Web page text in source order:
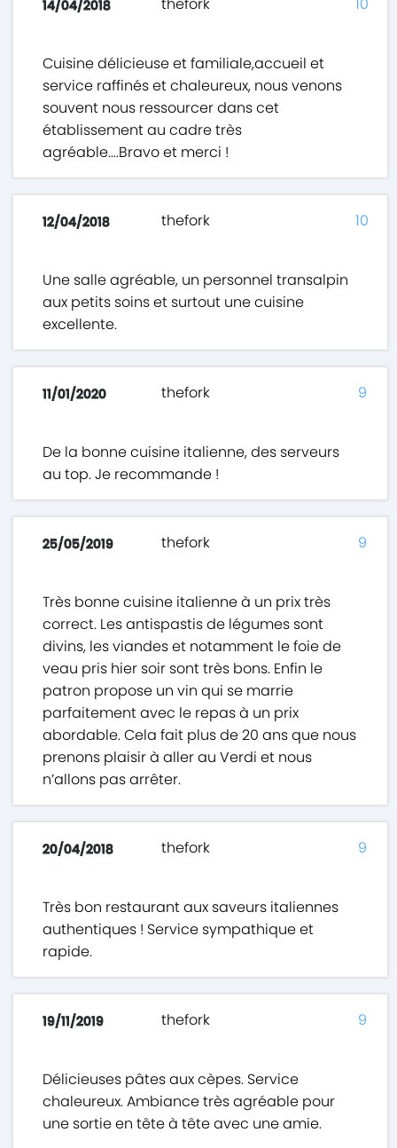
14/04/2018 thefork
Cuisine délicieuse et familiale,accueil et
service raffinés et chaleureux, nous venons
souvent nous ressourcer dans cet
établissement au cadre très
agréable....Bravo et merci !
10
12/04/2018 thefork
Une salle agréable, un personnel transalpin
aux petits soins et surtout une cuisine
excellente.
10
11/01/2020 thefork
De la bonne cuisine italienne, des serveurs
au top. Je recommande !
9
25/05/2019 thefork
Très bonne cuisine italienne à un prix très
correct. Les antispastis de légumes sont
divins, les viandes et notamment le foie de
veau pris hier soir sont très bons. Enfin le
patron propose un vin qui se marrie
parfaitement avec le repas à un prix
abordable. Cela fait plus de 20 ans que nous
prenons plaisir à aller au Verdi et nous
n’allons pas arrêter.
9
20/04/2018 thefork
Très bon restaurant aux saveurs italiennes
authentiques ! Service sympathique et
rapide.
9
19/11/2019 thefork
Délicieuses pâtes aux cèpes. Service
chaleureux. Ambiance très agréable pour
une sortie en tête à tête avec une amie.
9